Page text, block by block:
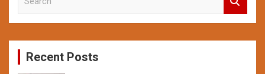
c
Recent Posts